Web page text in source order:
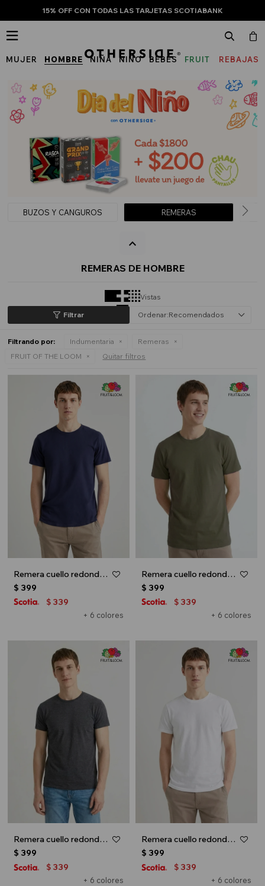
15% OFF CON TODAS LAS TARJETAS SCOTIABANK
MUJER HOMBRE NIÑA NIÑO BEBÉS
FRUIT
THE
LOOM
REBAJAS

BUZOS Y CANGUROS REMERAS
REMERAS DE HOMBRE
Vistas
Recomendados
Filtrando por: Indumentaria
Remeras
FRUIT OF THE LOOM
Quitar filtros
Remera cuello redondo ICONIC 150 - Azul marino
+ 6 colores
$ 399
$ 339
Remera cuello redondo ICONIC 150 - Verde oliva
+ 6 colores
$ 399
$ 339
Remera cuello redondo ICONIC 150 - Gris melange oscuro
+ 6 colores
$ 399
$ 339
Remera cuello redondo ICONIC 150 - Blanco
+ 6 colores
$ 399
$ 339